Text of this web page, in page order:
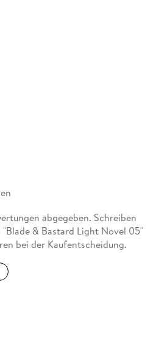
abgegeben. Schreiben
"Blade & Bastard Light Novel 05"
bei der Kaufentscheidung.